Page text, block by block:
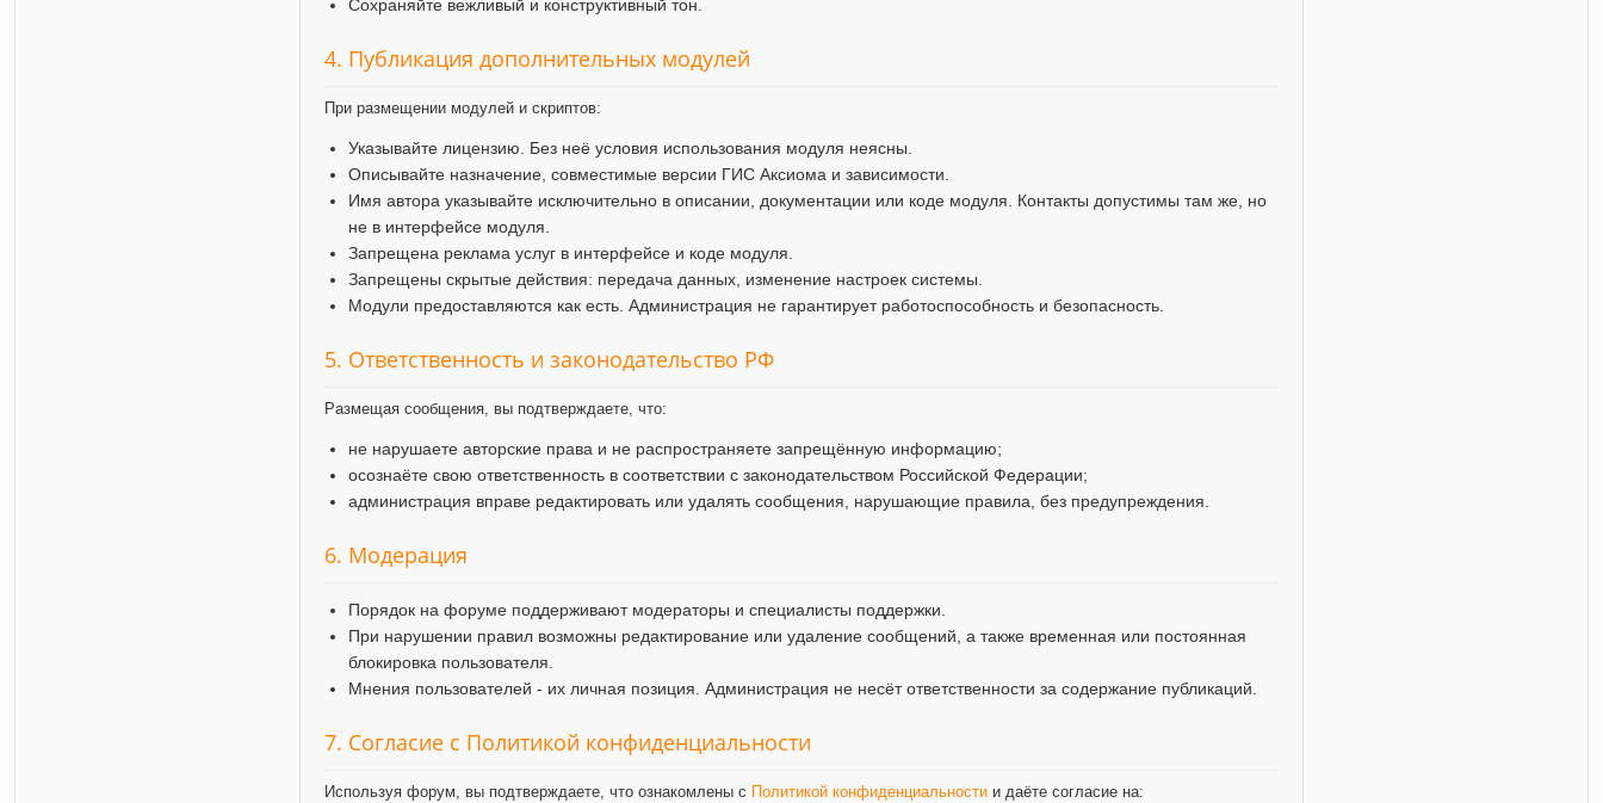
Сохраняйте вежливый и конструктивный тон.
4. Публикация дополнительных модулей
При размещении модулей и скриптов:
Указывайте лицензию. Без неё условия использования модуля неясны.
Описывайте назначение, совместимые версии ГИС Аксиома и зависимости.
Имя автора указывайте исключительно в описании, документации или коде модуля. Контакты допустимы там же, но
не в интерфейсе модуля.
Запрещена реклама услуг в интерфейсе и коде модуля.
Запрещены скрытые действия: передача данных, изменение настроек системы.
Модули предоставляются как есть. Администрация не гарантирует работоспособность и безопасность.
5. Ответственность и законодательство РФ
Размещая сообщения, вы подтверждаете, что:
не нарушаете авторские права и не распространяете запрещённую информацию;
осознаёте свою ответственность в соответствии с законодательством Российской Федерации;
администрация вправе редактировать или удалять сообщения, нарушающие правила, без предупреждения.
6. Модерация
Порядок на форуме поддерживают модераторы и специалисты поддержки.
При нарушении правил возможны редактирование или удаление сообщений, а также временная или постоянная
блокировка пользователя.
Мнения пользователей - их личная позиция. Администрация не несёт ответственности за содержание публикаций.
7. Согласие с Политикой конфиденциальности
Используя форум, вы подтверждаете, что ознакомлены с Политикой конфиденциальности и даёте согласие на: